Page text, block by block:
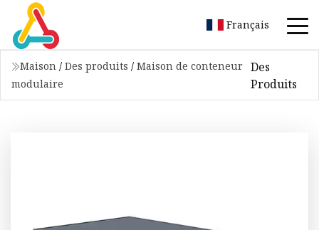
Français
Maison / Des produits / Maison de conteneur
modulaire
Des
Produits